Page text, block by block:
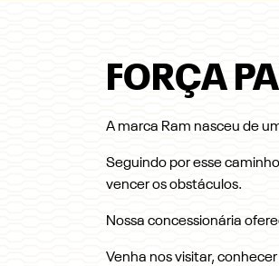
FORÇA
A marca Ram nasceu de
Seguindo por esse
vencer os obstáculos.
Nossa concessionária
Venha nos visitar,